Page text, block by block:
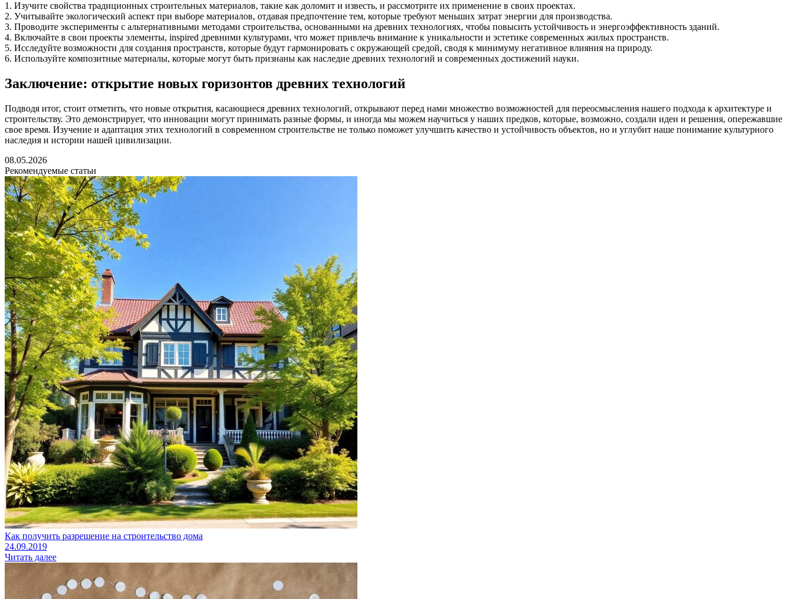
1. Изучите свойства традиционных строительных материалов, такие как доломит и известь, и рассмотрите их применение в своих проектах.
2. Учитывайте экологический аспект при выборе материалов, отдавая предпочтение тем, которые требуют меньших затрат энергии для производства.
3. Проводите эксперименты с альтернативными методами строительства, основанными на древних технологиях, чтобы повысить устойчивость и энергоэффективность зданий.
4. Включайте в свои проекты элементы, inspired древними культурами, что может привлечь внимание к уникальности и эстетике современных жилых пространств.
5. Исследуйте возможности для создания пространств, которые будут гармонировать с окружающей средой, сводя к минимуму негативное влияния на природу.
6. Используйте композитные материалы, которые могут быть признаны как наследие древних технологий и современных достижений науки.
Заключение: открытие новых горизонтов древних технологий
Подводя итог, стоит отметить, что новые открытия, касающиеся древних технологий, открывают перед нами множество возможностей для переосмысления нашего подхода к архитектуре и
строительству. Это демонстрирует, что инновации могут принимать разные формы, и иногда мы можем научиться у наших предков, которые, возможно, создали идеи и решения, опережавшие
свое время. Изучение и адаптация этих технологий в современном строительстве не только поможет улучшить качество и устойчивость объектов, но и углубит наше понимание культурного
наследия и истории нашей цивилизации.
08.05.2026
Рекомендуемые статьи
Как получить разрешение на строительство дома
24.09.2019
Читать далее